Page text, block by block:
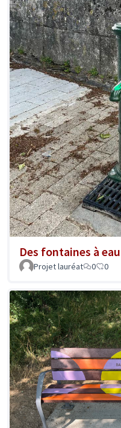
Des fontaines à
Projet lauréat 0 0